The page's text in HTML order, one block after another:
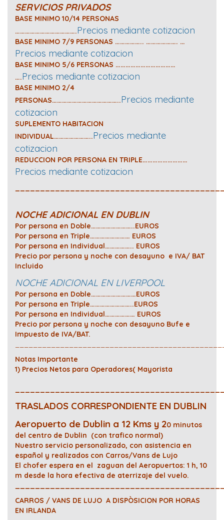
SERVICIOS PRIVADOS
BASE MINIMO 10/14 PERSONAS
……………………………….Precios mediante cotizacion
BASE MINIMO 7/9 PERSONAS …………….. ………………. …
Precios mediante cotizacion
BASE MINIMO 5/6 PERSONAS ………………………………
….Precios mediante cotizacion
BASE MINIMO 2/4
PERSONAS…………………………………..Precios mediante
cotizacion
SUPLEMENTO HABITACION
INDIVIDUAL…………………..Precios mediante
cotizacion
REDUCCION POR PERSONA EN TRIPLE………………………
Precios mediante cotizacion
NOCHE ADICIONAL EN DUBLIN
Por persona en Doble……………………..EUROS
Por persona en Triple…………………… EUROS
Por persona en Individual…………….. EUROS
Precio por persona y noche con desayuno e IVA/ BAT
Incluido
NOCHE ADICIONAL EN LIVERPOOL
Por persona en Doble………………………EUROS
Por persona en Triple……………………..EUROS
Por persona en Individual……………… EUROS
Precio por persona y noche con desayuno Bufe e
Impuesto de IVA/BAT.
Notas Importante
1) Precios Netos para Operadores( Mayorista
TRASLADOS CORRESPONDIENTE EN DUBLIN
Aeropuerto de Dublin a 12 Kms y 20 minutos
del centro de Dublin (con trafico normal)
Nuestro servicio personalizado, con asistencia en
español y realizados con Carros/Vans de Lujo
El chofer espera en el zaguan del Aeropuertos: 1 h, 10
m desde la hora efectiva de aterrizaje del vuelo.
CARROS / VANS DE LUJO A DISPÒSICION POR HORAS
EN IRLANDA